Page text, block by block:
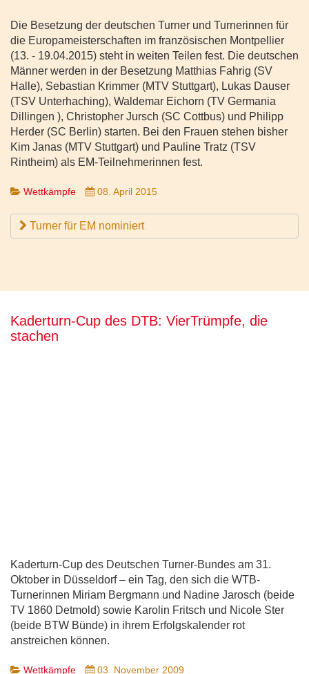
Die Besetzung der deutschen Turner und Turnerinnen für
die Europameisterschaften im französischen Montpellier
(13. - 19.04.2015) steht in weiten Teilen fest. Die deutschen
Männer werden in der Besetzung Matthias Fahrig (SV
Halle), Sebastian Krimmer (MTV Stuttgart), Lukas Dauser
(TSV Unterhaching), Waldemar Eichorn (TV Germania
Dillingen ), Christopher Jursch (SC Cottbus) und Philipp
Herder (SC Berlin) starten. Bei den Frauen stehen bisher
Kim Janas (MTV Stuttgart) und Pauline Tratz (TSV
Rintheim) als EM-Teilnehmerinnen fest.
Wettkämpfe 08. April 2015
Turner für EM nominiert
Kaderturn-Cup des DTB: VierTrümpfe, die
stachen
Kaderturn-Cup des Deutschen Turner-Bundes am 31.
Oktober in Düsseldorf – ein Tag, den sich die WTB-
Turnerinnen Miriam Bergmann und Nadine Jarosch (beide
TV 1860 Detmold) sowie Karolin Fritsch und Nicole Ster
(beide BTW Bünde) in ihrem Erfolgskalender rot
anstreichen können.
Wettkämpfe 03. November 2009